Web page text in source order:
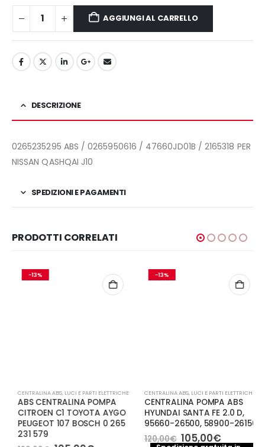
AGGIUNGI AL CARRELLO
DESCRIZIONE
0265235295 ABS / 0265950616 / 47660JD01B / 2165318 PER
NISSAN QASHQAI J10
SPEDIZIONI E PAGAMENTI
PRODOTTI CORRELATI
-13%
CENTRALINA ABS,LUCI E PARTI ELETTRICHE
ABS CENTRALINA POMPA
CITROEN C1 TOYOTA AYGO
PEUGEOT 107 BOSCH 0 265
231 579
-13%
CENTRALINA ABS,LUCI E PARTI ELETTRICHE
CENTRALINA POMPA ABS
HYUNDAI SANTA FE 2.0 D,
95660-26500, 58900-26150
120,00€ Il105,00€Il